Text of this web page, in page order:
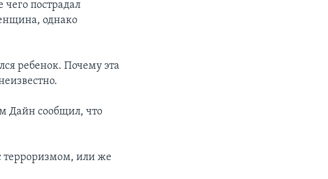
чего пострадал
однако
ребенок. Почему эта
Дайн сообщил, что
терроризмом, или же